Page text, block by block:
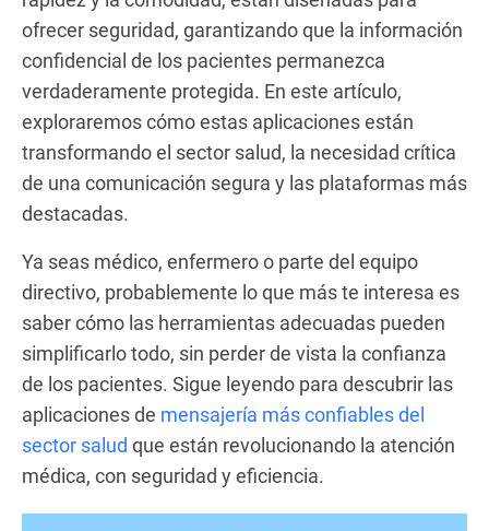
ofrecer seguridad, garantizando que la información
confidencial de los pacientes permanezca
verdaderamente protegida. En este artículo,
exploraremos cómo estas aplicaciones están
transformando el sector salud, la necesidad crítica
de una comunicación segura y las plataformas más
destacadas.
Ya seas médico, enfermero o parte del equipo
directivo, probablemente lo que más te interesa es
saber cómo las herramientas adecuadas pueden
simplificarlo todo, sin perder de vista la confianza
de los pacientes. Sigue leyendo para descubrir las
aplicaciones de mensajería más confiables del
sector salud que están revolucionando la atención
médica, con seguridad y eficiencia.